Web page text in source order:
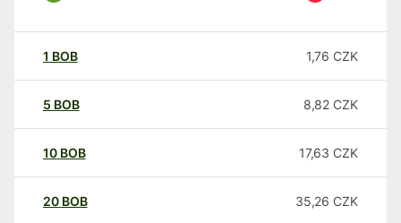
1 BOB 1,76 CZK
5 BOB 8,82 CZK
10 BOB 17,63 CZK
20 BOB 35,26 CZK